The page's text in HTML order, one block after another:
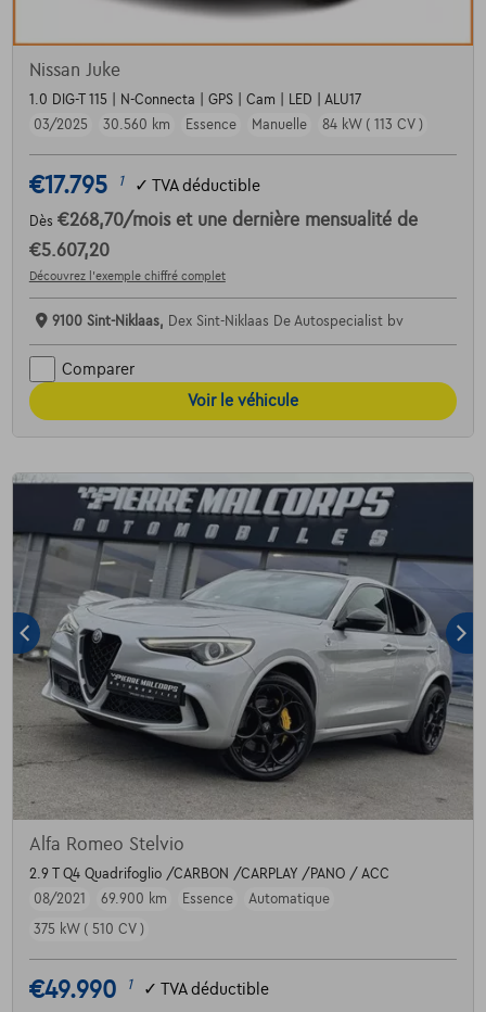
Nissan Juke
1.0 DIG-T 115 | N-Connecta | GPS | Cam | LED | ALU17
03/2025
30.560 km Essence Manuelle 84 kW ( 113 CV )
€17.795 1 ✓ TVA déductible
Dès €268,70/mois et une dernière mensualité de
€5.607,20
Découvrez l’exemple chiffré complet
9100 Sint-Niklaas, Dex Sint-Niklaas De Autospecialist bv
Comparer
Voir le véhicule
Alfa Romeo Stelvio
2.9 T Q4 Quadrifoglio /CARBON /CARPLAY /PANO / ACC
08/2021
69.900 km Essence
Automatique
375 kW ( 510 CV )
€49.990 1 ✓ TVA déductible